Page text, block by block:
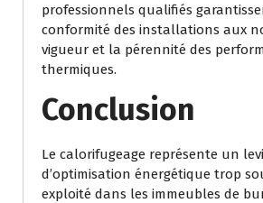
professionnels qualifiés
conformité des installations aux
vigueur et la pérennité des
thermiques.
Conclusion
Le calorifugeage représente un
d’optimisation énergétique trop
exploité dans les immeubles de